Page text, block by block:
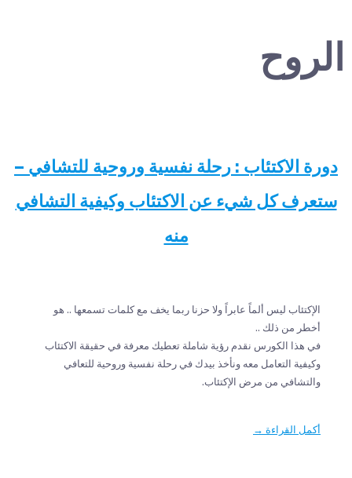
الروح
دورة الاكتئاب : رحلة نفسية وروحية للتشافي –
ستعرف كل شيء عن الاكتئاب وكيفية التشافي
منه
الإكتئاب ليس ألماً عابراً ولا حزنا ربما يخف مع كلمات تسمعها .. هو
أخطر من ذلك ..
في هذا الكورس نقدم رؤية شاملة تعطيك معرفة في حقيقة الاكتئاب
وكيفية التعامل معه ونأخذ بيدك في رحلة نفسية وروحية للتعافي
والتشافي من مرض الإكتئاب.
أكمل القراءة →